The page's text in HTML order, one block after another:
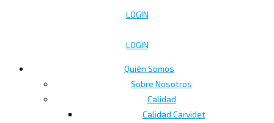
LOGIN
LOGIN
Quién Somos
Sobre Nosotros
Calidad
Calidad Carvidet